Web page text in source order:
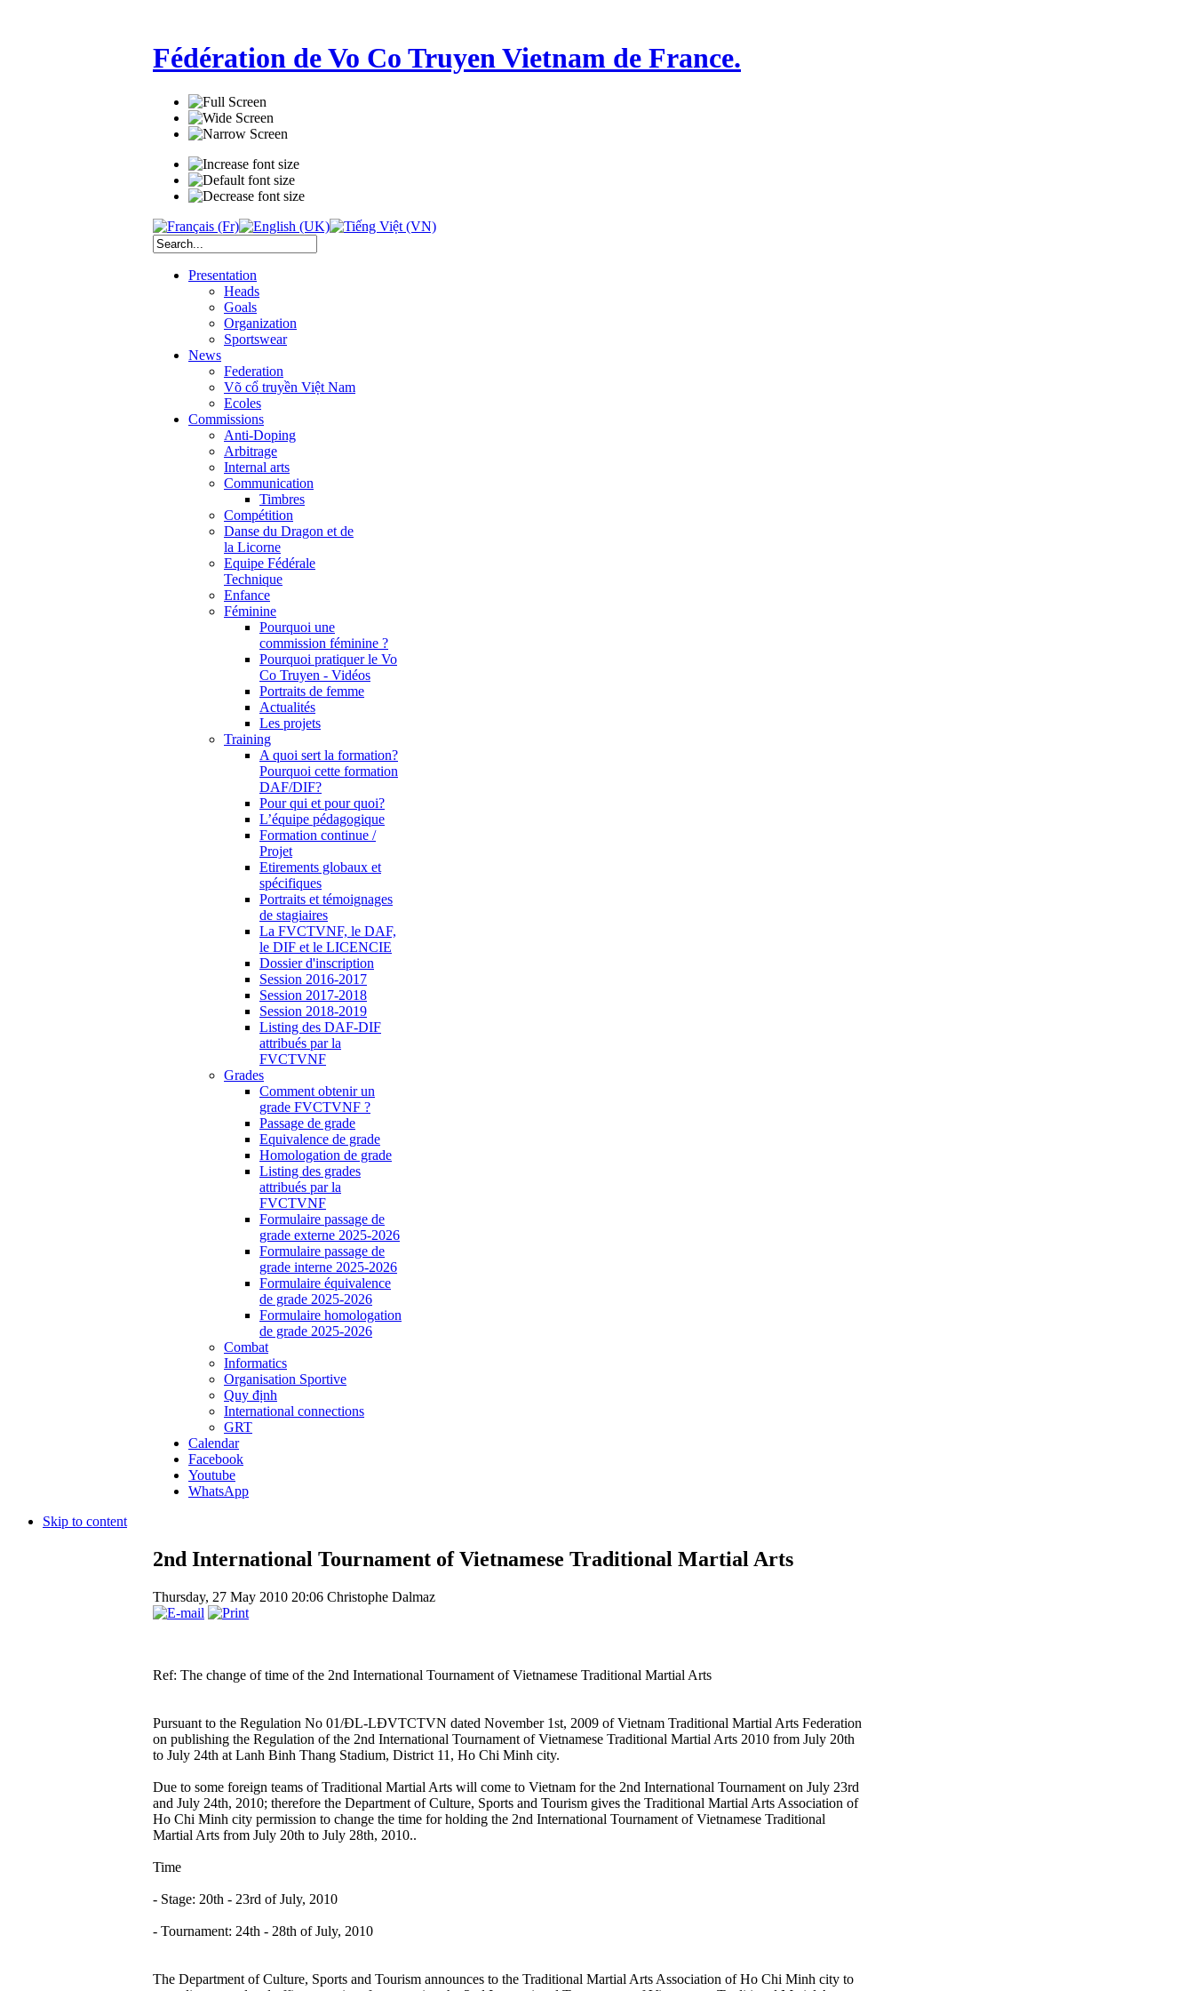
Fédération de Vo Co Truyen Vietnam de France.
Presentation
Heads
Goals
Organization
Sportswear
News
Federation
Võ cổ truyền Việt Nam
Ecoles
Commissions
Anti-Doping
Arbitrage
Internal arts
Communication
Timbres
Compétition
Danse du Dragon et de
la Licorne
Equipe Fédérale
Technique
Enfance
Féminine
Pourquoi une
commission féminine ?
Pourquoi pratiquer le Vo
Co Truyen - Vidéos
Portraits de femme
Actualités
Les projets
Training
A quoi sert la formation?
Pourquoi cette formation
DAF/DIF?
Pour qui et pour quoi?
L’équipe pédagogique
Formation continue /
Projet
Etirements globaux et
spécifiques
Portraits et témoignages
de stagiaires
La FVCTVNF, le DAF,
le DIF et le LICENCIE
Dossier d'inscription
Session 2016-2017
Session 2017-2018
Session 2018-2019
Listing des DAF-DIF
attribués par la
FVCTVNF
Grades
Comment obtenir un
grade FVCTVNF ?
Passage de grade
Equivalence de grade
Homologation de grade
Listing des grades
attribués par la
FVCTVNF
Formulaire passage de
grade externe 2025-2026
Formulaire passage de
grade interne 2025-2026
Formulaire équivalence
de grade 2025-2026
Formulaire homologation
de grade 2025-2026
Combat
Informatics
Organisation Sportive
Quy định
International connections
GRT
Calendar
Facebook
Youtube
WhatsApp
Skip to content
2nd International Tournament of Vietnamese Traditional Martial Arts
Thursday, 27 May 2010 20:06 Christophe Dalmaz
Ref: The change of time of the 2nd International Tournament of Vietnamese Traditional Martial Arts
Pursuant to the Regulation No 01/ĐL-LĐVTCTVN dated November 1st, 2009 of Vietnam Traditional Martial Arts Federation
on publishing the Regulation of the 2nd International Tournament of Vietnamese Traditional Martial Arts 2010 from July 20th
to July 24th at Lanh Binh Thang Stadium, District 11, Ho Chi Minh city.
Due to some foreign teams of Traditional Martial Arts will come to Vietnam for the 2nd International Tournament on July 23rd
and July 24th, 2010; therefore the Department of Culture, Sports and Tourism gives the Traditional Martial Arts Association of
Ho Chi Minh city permission to change the time for holding the 2nd International Tournament of Vietnamese Traditional
Martial Arts from July 20th to July 28th, 2010..
Time
- Stage: 20th - 23rd of July, 2010
- Tournament: 24th - 28th of July, 2010
The Department of Culture, Sports and Tourism announces to the Traditional Martial Arts Association of Ho Chi Minh city to